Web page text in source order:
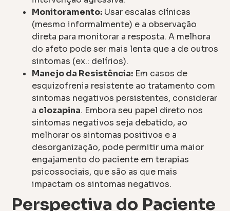
Monitoramento: Usar escalas clínicas
(mesmo informalmente) e a observação
direta para monitorar a resposta. A melhora
do afeto pode ser mais lenta que a de outros
sintomas (ex.: delírios).
Manejo da Resistência: Em casos de
esquizofrenia resistente ao tratamento com
sintomas negativos persistentes, considerar
a clozapina. Embora seu papel direto nos
sintomas negativos seja debatido, ao
melhorar os sintomas positivos e a
desorganização, pode permitir uma maior
engajamento do paciente em terapias
psicossociais, que são as que mais
impactam os sintomas negativos.
Perspectiva do Paciente